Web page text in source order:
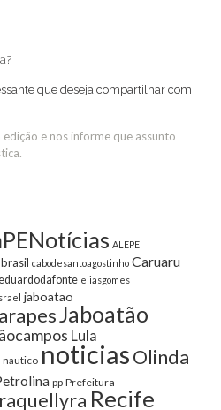
que deseja compartilhar com
e nos informe que assunto
ALEPE
brasil cabodesantoagostinho Caruaru
eliasgomes
jaboatao
Jaboatão
Lula
nautico noticiasOlinda
pp Prefeitura
raquellyra Recife